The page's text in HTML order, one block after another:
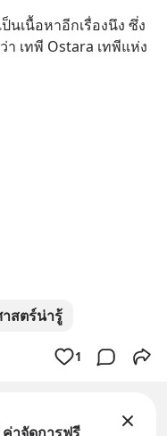
นเนื้อหาอีกเรื่องนึง ซึ่ง
า เทพี Ostara เทพีแห่ง
สตร์น่ารู้
1